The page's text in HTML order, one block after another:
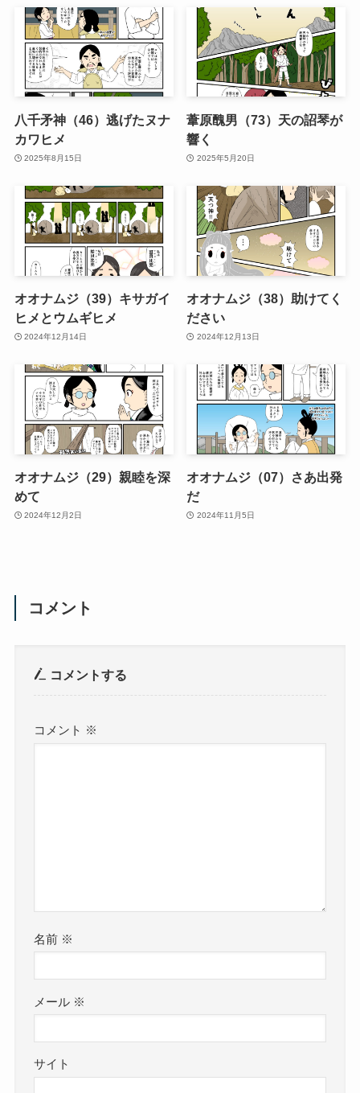
八千矛神（46）逃げたヌナ
カワヒメ
2025年8月15日
葦原醜男（73）天の詔琴が
響く
2025年5月20日
オオナムジ（39）キサガイ
ヒメとウムギヒメ
2024年12月14日
オオナムジ（38）助けてく
ださい
2024年12月13日
オオナムジ（29）親睦を深
めて
2024年12月2日
オオナムジ（07）さあ出発
だ
2024年11月5日
コメント
コメントする
コメント ※
名前 ※
メール ※
サイト